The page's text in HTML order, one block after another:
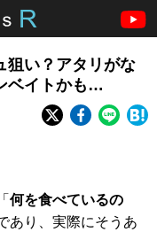
狙い？アタリがな
ベイトかも…
何を食べているの
あり、実際にそうあ